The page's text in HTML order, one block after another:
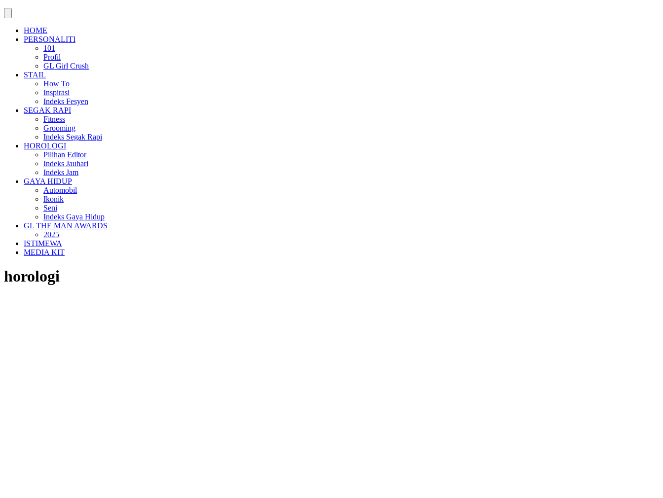
HOME
PERSONALITI
101
Profil
GL Girl Crush
STAIL
How To
Inspirasi
Indeks Fesyen
SEGAK RAPI
Fitness
Grooming
Indeks Segak Rapi
HOROLOGI
Pilihan Editor
Indeks Jauhari
Indeks Jam
GAYA HIDUP
Automobil
Ikonik
Seni
Indeks Gaya Hidup
GL THE MAN AWARDS
2025
ISTIMEWA
MEDIA KIT
horologi